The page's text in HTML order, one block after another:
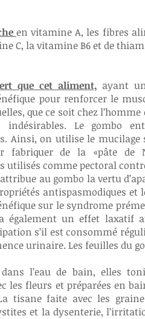
en vitamine A, les fibres
C, la vitamine B6 et de
que cet aliment, ayant
pour renforcer le
que ce soit chez
indésirables. Le gombo
Ainsi, on utilise le
fabriquer de la «pâte de
utilisés comme pectoral
attribue au gombo la vertu
antispasmodiques
sur le syndrome
également un effet laxatif
s’il est consommé
urinaire. Les feuilles du
dans l’eau de bain, elles
les fleurs et préparées en
tisane faite avec les
et la dysenterie,